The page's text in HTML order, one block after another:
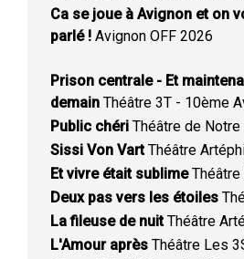
Ca se joue à Avignon et on
parlé ! Avignon OFF 2026
Prison centrale - Et
demain Théâtre 3T - 10ème
Public chéri Théâtre de Notre
Sissi Von VartThéâtre
Et vivre était sublimeThéâtre
Deux pas vers les étoiles
La fileuse de nuitThéâtre
L'Amour après Théâtre Les